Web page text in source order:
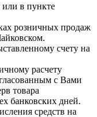
или в пункте
розничных продаж
счету на
расчету
с Вами
товара
банковских дней.
средств на